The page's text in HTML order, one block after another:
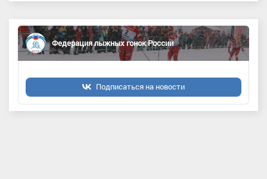
Федерация лыжных гонок России
Подписаться на новости